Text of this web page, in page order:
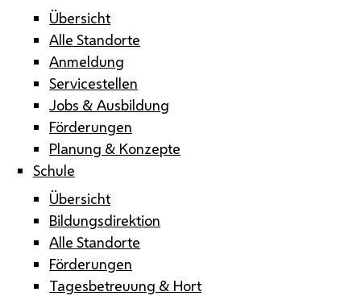
Übersicht
Alle Standorte
Anmeldung
Servicestellen
Jobs & Ausbildung
Förderungen
Planung & Konzepte
Schule
Übersicht
Bildungsdirektion
Alle Standorte
Förderungen
Tagesbetreuung & Hort